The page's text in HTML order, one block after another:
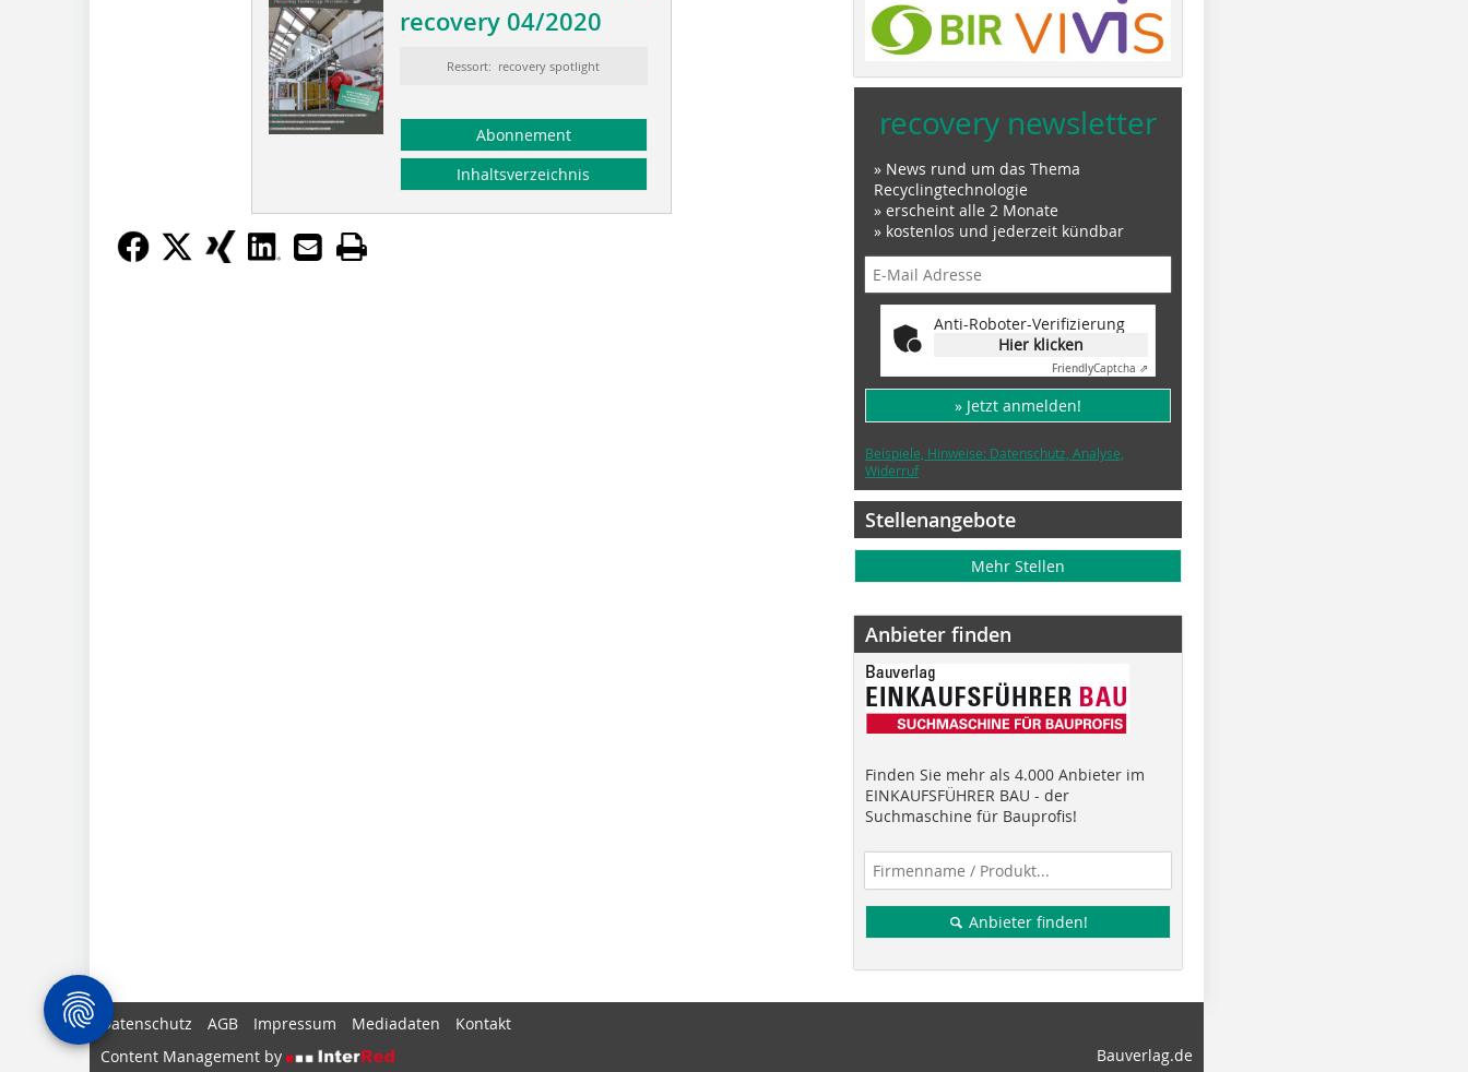
recovery 04/2020
Ressort: recovery spotlight
Abonnement
Inhaltsverzeichnis
recovery newsletter
» News rund um das Thema
Recyclingtechnologie
» erscheint alle 2 Monate
» kostenlos und jederzeit kündbar
Anti-Roboter-Verifizierung
Hier klicken
FriendlyCaptcha ⇗
» Jetzt anmelden!
Beispiele, Hinweise: Datenschutz, Analyse,
Widerruf
Stellenangebote
Mehr Stellen
Anbieter finden
Finden Sie mehr als 4.000 Anbieter im
EINKAUFSFÜHRER BAU - der
Suchmaschine für Bauprofis!
Anbieter finden!
Datenschutz AGB Impressum Mediadaten
Kontakt
Content Management by
Bauverlag.de